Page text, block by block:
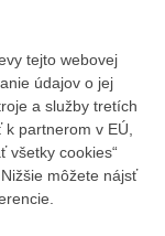
tejto webovej
údajov o jej
a služby tretích
partnerom v EÚ,
všetky cookies“
môžete nájsť